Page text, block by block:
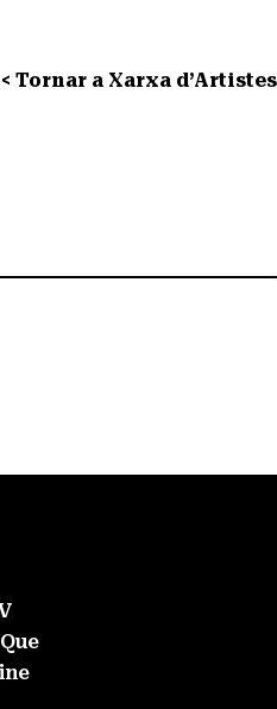
Tornar a Xarxa d’Artistes